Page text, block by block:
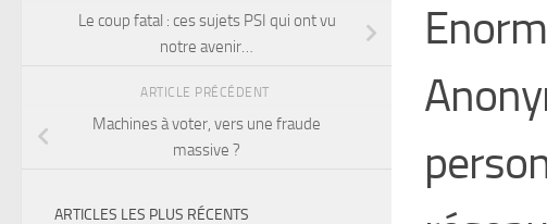
Le coup fatal : ces sujets PSI qui ont vu
notre avenir…
ARTICLE PRÉCÉDENT
Machines à voter, vers une fraude
massive ?
ARTICLES LES PLUS RÉCENTS